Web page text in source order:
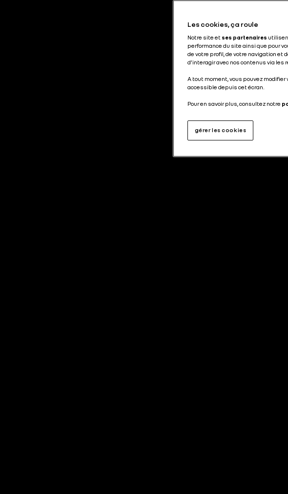
Les cookies, ça roule
Notre site et ses partenaires
performance du site ainsi que pour
de votre profil, de votre navigation
d’interagir avec nos contenus via les
A tout moment, vous pouvez modifier
accessible depuis cet écran.
Pour en savoir plus, consultez notre
gérer les cookies